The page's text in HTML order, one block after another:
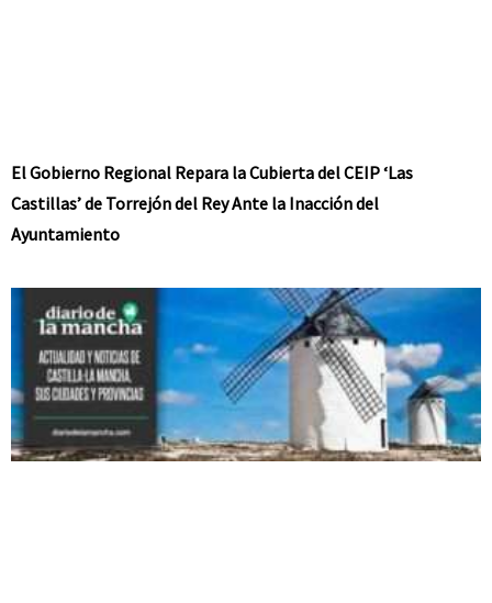
El Gobierno Regional Repara la Cubierta del CEIP ‘Las
Castillas’ de Torrejón del Rey Ante la Inacción del
Ayuntamiento